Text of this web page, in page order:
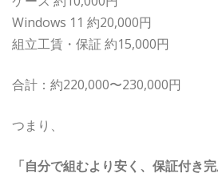
Windows 11 約20,000円
組立工賃・保証 約15,000円
合計：約220,000〜230,000円
つまり、
「自分で組むより安く、保証付き完